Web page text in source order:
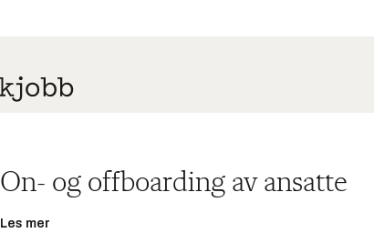
On- og offboarding av ansatte
Les mer